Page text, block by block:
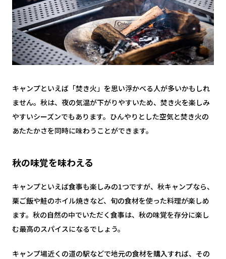
キャンプといえば「焚き火」を思い浮かべる人が多いかもしれ
ません。秋は、夜の気温が下がりやすいため、焚き火を楽しみ
やすいシーズンでもあります。ひんやりとした空気と焚き火の
あたたかさを同時に味わうことができます。
秋の味覚を味わえる
キャンプといえば食事も楽しみの1つですが、秋キャンプなら、
栗ご飯や鮭のホイル焼きなど、旬の食材を使った料理が楽しめ
ます。秋の自然の中でいただく食事は、秋の味覚を存分に楽し
む最高のスパイスになるでしょう。
キャンプ場近くの道の駅などで地元の食材を購入すれば、その